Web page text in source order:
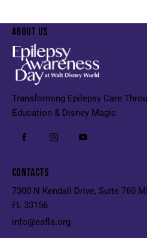
Family
ABOUT US
Transforming Epilepsy Care
Education & Disney Magic
CONTACTS
7300 N Kendall Drive, Suite 760
FL 33156
info@eafla.org